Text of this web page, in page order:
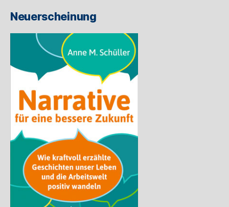
Neuerscheinung